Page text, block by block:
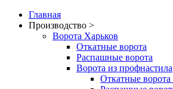
Главная
Производство >
Ворота Харьков
Откатные ворота
Распашные ворота
Ворота из профнастила
Откатные ворота